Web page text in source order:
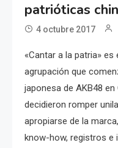
patrióticas
4 octubre 2017
«Cantar a la patria»
agrupación que
japonesa de AKB48
decidieron romper
apropiarse de la
know-how, registros e